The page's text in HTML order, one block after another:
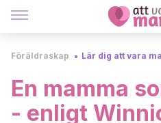
Föräldraskap Lär dig att vara
En mamma
- enligt